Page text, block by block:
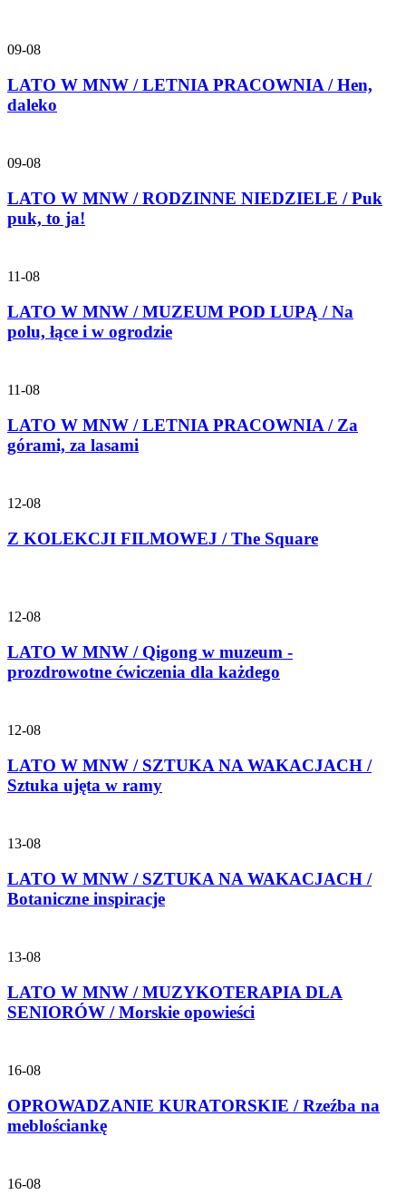
09-08
LATO W MNW / LETNIA PRACOWNIA / Hen,
daleko
09-08
LATO W MNW / RODZINNE NIEDZIELE / Puk
puk, to ja!
11-08
LATO W MNW / MUZEUM POD LUPĄ / Na
polu, łące i w ogrodzie
11-08
LATO W MNW / LETNIA PRACOWNIA / Za
górami, za lasami
12-08
Z KOLEKCJI FILMOWEJ / The Square
12-08
LATO W MNW / Qigong w muzeum -
prozdrowotne ćwiczenia dla każdego
12-08
LATO W MNW / SZTUKA NA WAKACJACH /
Sztuka ujęta w ramy
13-08
LATO W MNW / SZTUKA NA WAKACJACH /
Botaniczne inspiracje
13-08
LATO W MNW / MUZYKOTERAPIA DLA
SENIORÓW / Morskie opowieści
16-08
OPROWADZANIE KURATORSKIE / Rzeźba na
meblościankę
16-08